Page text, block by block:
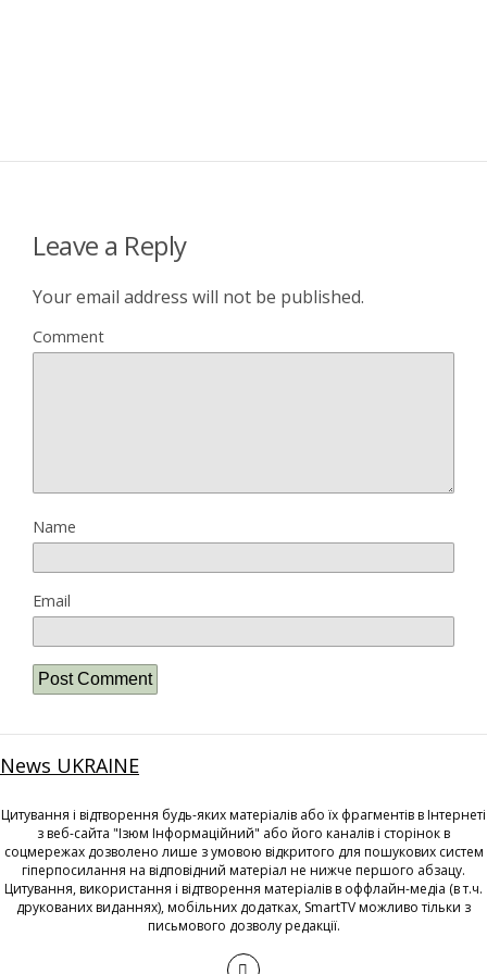
Leave a Reply
Your email address will not be published.
Comment
Name
Email
News UKRAINE
Цитування і відтворення будь-яких матеріалів або їх фрагментів в Інтернеті
з веб-сайта "Ізюм Інформаційний" або його каналів і сторінок в
соцмережах дозволено лише з умовою відкритого для пошукових систем
гіперпосилання на відповідний матеріал не нижче першого абзацу.
Цитування, використання і відтворення матеріалів в оффлайн-медіа (в т.ч.
друкованих виданнях), мобільних додатках, SmartTV можливо тільки з
письмового дозволу редакції.